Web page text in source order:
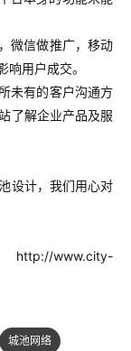
微信做推广，移动
响用户成交。
未有的客户沟通方
了解企业产品及服
设计，我们用心对
http://www.city-
城池网络